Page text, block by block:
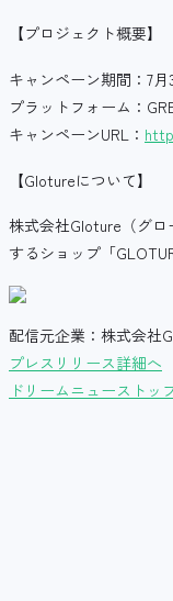
【プロジェクト概要】
キャンペーン期間：7月
プラットフォーム：
キャンペーンURL：
【Glotureについて】
株式会社Gloture（グ
するショップ「
配信元企業：株式会社
プレスリリース詳細へ
ドリームニューストッ